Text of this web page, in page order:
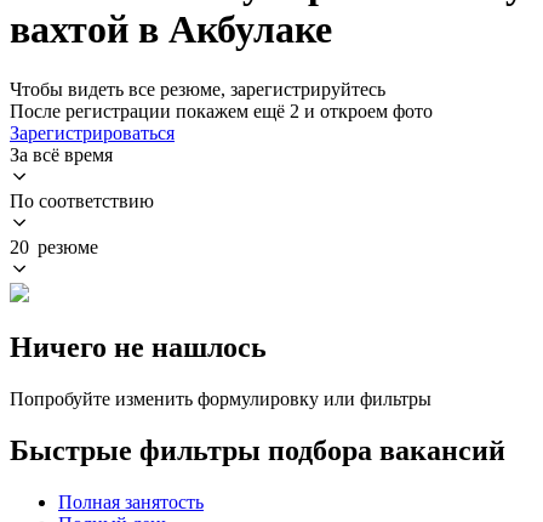
вахтой в Акбулаке
Чтобы видеть все резюме, зарегистрируйтесь
После регистрации покажем ещё 2 и откроем фото
Зарегистрироваться
За всё время
По соответствию
20 резюме
Ничего не нашлось
Попробуйте изменить формулировку или фильтры
Быстрые фильтры подбора вакансий
Полная занятость